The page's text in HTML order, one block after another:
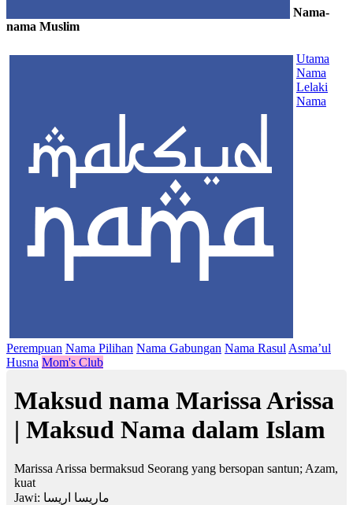
Nama-
nama Muslim
Utama
Nama
Lelaki
Nama
Perempuan Nama Pilihan Nama Gabungan Nama Rasul Asma’ul
Husna Mom's Club
Maksud nama Marissa Arissa
| Maksud Nama dalam Islam
Marissa Arissa bermaksud Seorang yang bersopan santun; Azam,
kuat
Jawi: ماريسا اريسا